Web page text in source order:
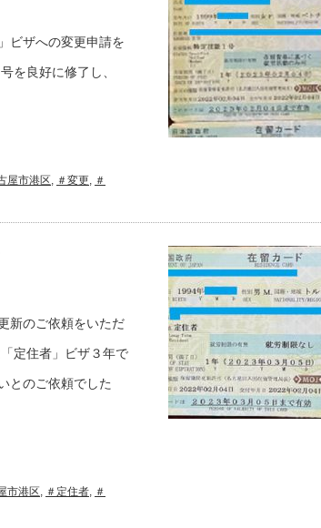
ビザへの変更申請を
を良好に修了し、
屋市港区, ＃変更, ＃
新のご依頼をいただ
定住者」ビザ３年で
とのご依頼でした
市港区, ＃定住者, ＃